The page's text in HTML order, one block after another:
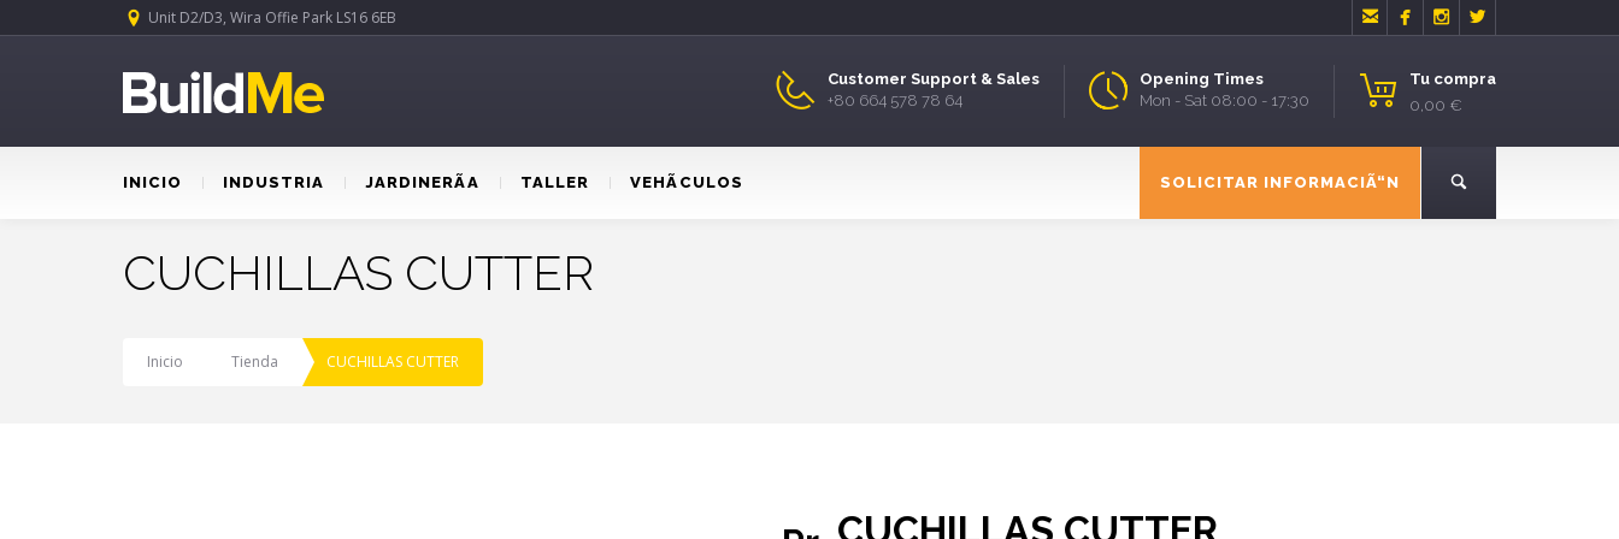
Unit D2/D3, Wira Offie Park LS16 6EB    
Tu compra
0,00 €
Opening Times
Mon - Sat 08:00 - 17:30
Customer Support & Sales
+80 664 578 78 64
INICIO INDUSTRIA JARDINERÃA TALLER VEHÃCULOS SOLICITAR INFORMACIÃ“N
CUCHILLAS CUTTER
Inicio Tienda CUCHILLAS CUTTER
CUCHILLAS CUTTER